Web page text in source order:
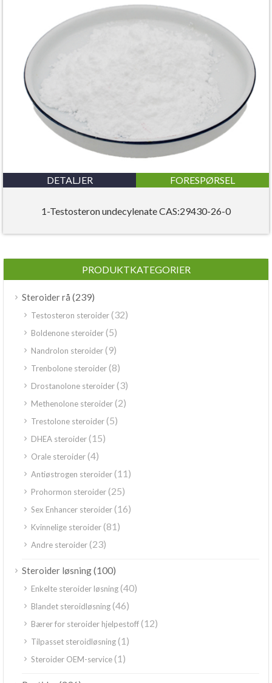
DETALJER FORESPØRSEL
1-Testosteron undecylenate CAS:29430-26-0
PRODUKTKATEGORIER
Steroider rå (239)
Testosteron steroider(32)
Boldenone steroider(5)
Nandrolon steroider(9)
Trenbolone steroider(8)
Drostanolone steroider(3)
Methenolone steroider(2)
Trestolone steroider(5)
DHEA steroider(15)
Orale steroider(4)
Antiøstrogen steroider(11)
Prohormon steroider(25)
Sex Enhancer steroider(16)
Kvinnelige steroider(81)
Andre steroider(23)
Steroider løsning(100)
Enkelte steroider løsning(40)
Blandet steroidløsning(46)
Bærer for steroider hjelpestoff(12)
Tilpasset steroidløsning(1)
Steroider OEM-service(1)